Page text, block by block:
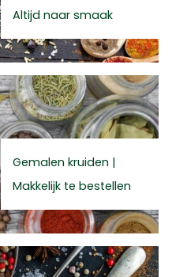
Altijd naar smaak
Gemalen kruiden |
Makkelijk te bestellen